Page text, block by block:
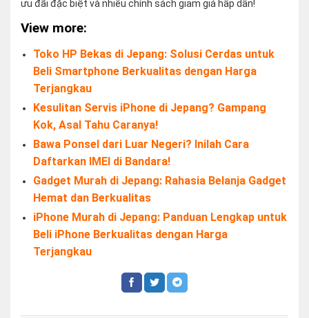
ưu đãi đặc biệt và nhiều chính sách giảm giá hấp dẫn!
View more:
Toko HP Bekas di Jepang: Solusi Cerdas untuk
Beli Smartphone Berkualitas dengan Harga
Terjangkau
Kesulitan Servis iPhone di Jepang? Gampang
Kok, Asal Tahu Caranya!
Bawa Ponsel dari Luar Negeri? Inilah Cara
Daftarkan IMEI di Bandara!
Gadget Murah di Jepang: Rahasia Belanja Gadget
Hemat dan Berkualitas
iPhone Murah di Jepang: Panduan Lengkap untuk
Beli iPhone Berkualitas dengan Harga
Terjangkau